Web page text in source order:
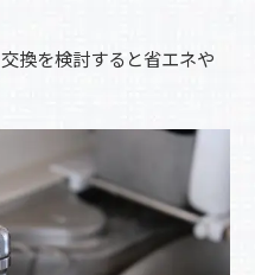
換を検討すると省エネや